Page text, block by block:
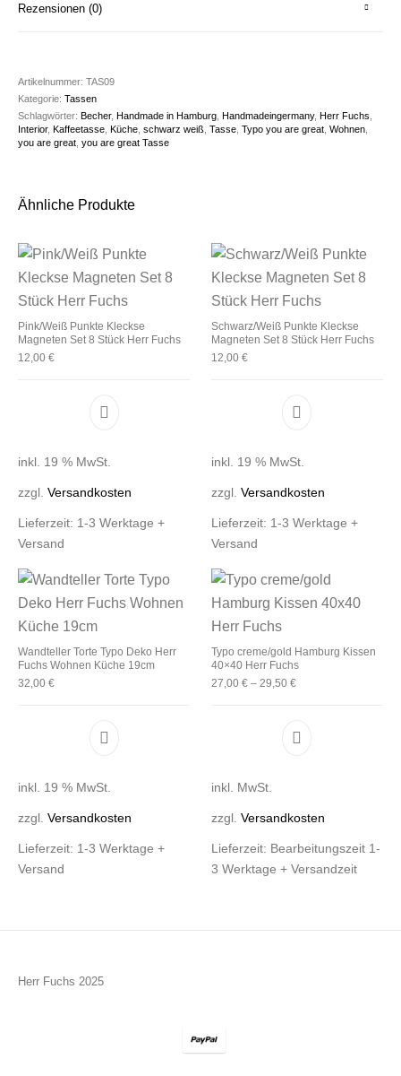
Rezensionen (0)
Artikelnummer:TAS09
Kategorie:Tassen
Schlagwörter:Becher,Handmade in Hamburg ,Handmadeingermany,Herr Fuchs
Interior,Kaffeetasse ,Küche ,schwarz weiß ,Tasse ,Typo you are great ,Wohnen
you are great ,you are great Tasse
Ähnliche Produkte
Pink/Weiß Punkte Kleckse
Magneten Set 8 Stück Herr Fuchs
12,00€
inkl. 19 % MwSt.
zzgl.Versandkosten
Lieferzeit: 1-3 Werktage +
Versand
Schwarz/Weiß Punkte Kleckse
Magneten Set 8 Stück Herr Fuchs
12,00 €
inkl. 19 % MwSt.
zzgl. Versandkosten
Lieferzeit: 1-3 Werktage +
Versand
Wandteller Torte Typo Deko Herr
Fuchs Wohnen Küche 19cm
32,00€
inkl. 19 % MwSt.
zzgl.Versandkosten
Lieferzeit: 1-3 Werktage +
Versand
Typo creme/gold Hamburg Kissen
40×40 Herr Fuchs
27,00 € – 29,50 €
Dieses Produkt
inkl. MwSt.
zzgl. Versandkosten
Lieferzeit: Bearbeitungszeit 1-
3 Werktage + Versandzeit
Herr Fuchs 2025